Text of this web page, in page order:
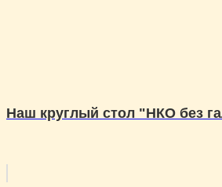
Наш круглый стол "НКО без